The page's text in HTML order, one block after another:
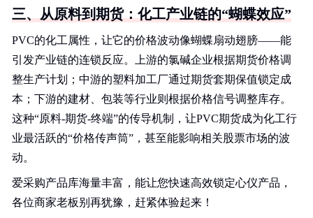
三、从原料到期货：化工产业链的“蝴蝶效应”
PVC的化工属性，让它的价格波动像蝴蝶扇动翅膀——能
引发产业链的连锁反应。上游的氯碱企业根据期货价格调
整生产计划；中游的塑料加工厂通过期货套期保值锁定成
本；下游的建材、包装等行业则根据价格信号调整库存。
这种“原料-期货-终端”的传导机制，让PVC期货成为化工行
业最活跃的“价格传声筒”，甚至能影响相关股票市场的波
动。
爱采购产品库海量丰富，能让您快速高效锁定心仪产品，
各位商家老板别再犹豫，赶紧体验起来！